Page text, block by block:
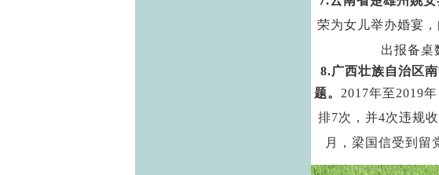
荣为女儿举办婚宴
出报备桌
8.广西壮族自治区
题。 2017年至2019
排7次，并4次违规
月，梁国信受到留